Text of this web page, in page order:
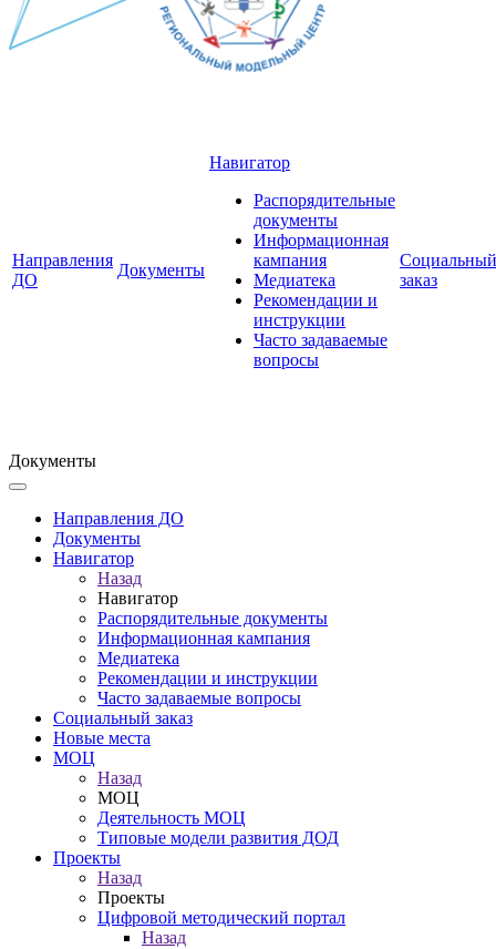
Направления
ДО
Документы
Навигатор
Распорядительные
документы
Информационная
кампания
Медиатека
Рекомендации и
инструкции
Часто задаваемые
вопросы
Социальный
заказ
Документы
Направления ДО
Документы
Навигатор
Назад
Навигатор
Распорядительные документы
Информационная кампания
Медиатека
Рекомендации и инструкции
Часто задаваемые вопросы
Социальный заказ
Новые места
МОЦ
Назад
МОЦ
Деятельность МОЦ
Типовые модели развития ДОД
Проекты
Назад
Проекты
Цифровой методический портал
Назад